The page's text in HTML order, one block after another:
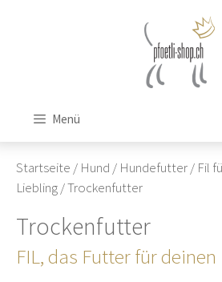
Menü
Startseite / Hund / Hundefutter/ Fil
Liebling/ Trockenfutter
Trockenfutter
FIL, das Futter für